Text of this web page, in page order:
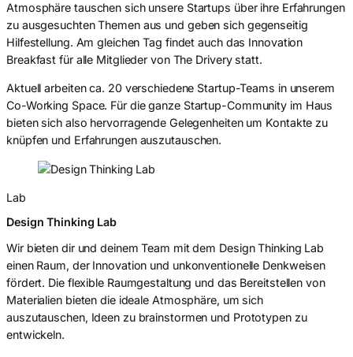
Atmosphäre tauschen sich unsere Startups über ihre Erfahrungen
zu ausgesuchten Themen aus und geben sich gegenseitig
Hilfestellung. Am gleichen Tag findet auch das Innovation
Breakfast für alle Mitglieder von The Drivery statt.
Aktuell arbeiten ca. 20 verschiedene Startup-Teams in unserem
Co-Working Space. Für die ganze Startup-Community im Haus
bieten sich also hervorragende Gelegenheiten um Kontakte zu
knüpfen und Erfahrungen auszutauschen.
Lab
Design Thinking Lab
Wir bieten dir und deinem Team mit dem Design Thinking Lab
einen Raum, der Innovation und unkonventionelle Denkweisen
fördert. Die flexible Raumgestaltung und das Bereitstellen von
Materialien bieten die ideale Atmosphäre, um sich
auszutauschen, Ideen zu brainstormen und Prototypen zu
entwickeln.